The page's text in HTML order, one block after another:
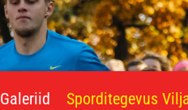
Galeriid Sporditegevus